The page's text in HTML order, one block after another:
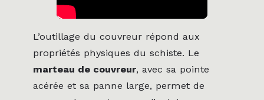
L’outillage du couvreur répond aux
propriétés physiques du schiste. Le
marteau de couvreur, avec sa pointe
acérée et sa panne large, permet de